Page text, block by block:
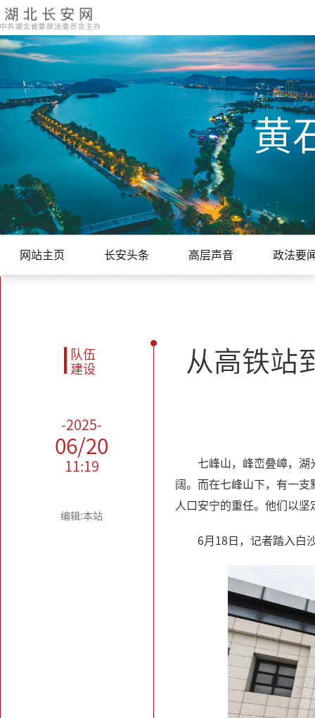
黄
网站主页 长安头条 高层声音 政法要
队伍
建设
-2025-
06/20
11:19
编辑:本站
从高铁站
七峰山，峰峦叠嶂，
阔。而在七峰山下，有一
人口安宁的重任。他们以
6月18日，记者踏入白